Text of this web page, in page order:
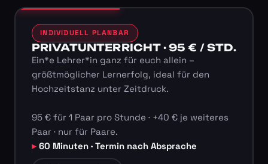
INDIVIDUELL PLANBAR
PRIVATUNTERRICHT · 95 € / STD.
Ein*e Lehrer*in ganz für euch allein –
größtmöglicher Lernerfolg, ideal für den
Hochzeitstanz unter Zeitdruck.
95 € für 1 Paar pro Stunde · +40 € je weiteres
Paar · nur für Paare.
60 Minuten · Termin nach Absprache